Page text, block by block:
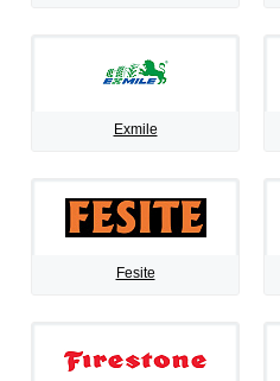
Exmile
Fesite